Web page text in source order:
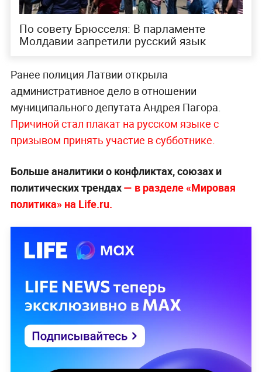
По совету Брюсселя: В парламенте
Молдавии запретили русский язык
Ранее полиция Латвии открыла
административное дело в отношении
муниципального депутата Андрея Пагора.
Причиной стал плакат на русском языке с
призывом принять участие в субботнике.
Больше аналитики о конфликтах, союзах и
политических трендах— в разделе «Мировая
политика» на Life.ru.